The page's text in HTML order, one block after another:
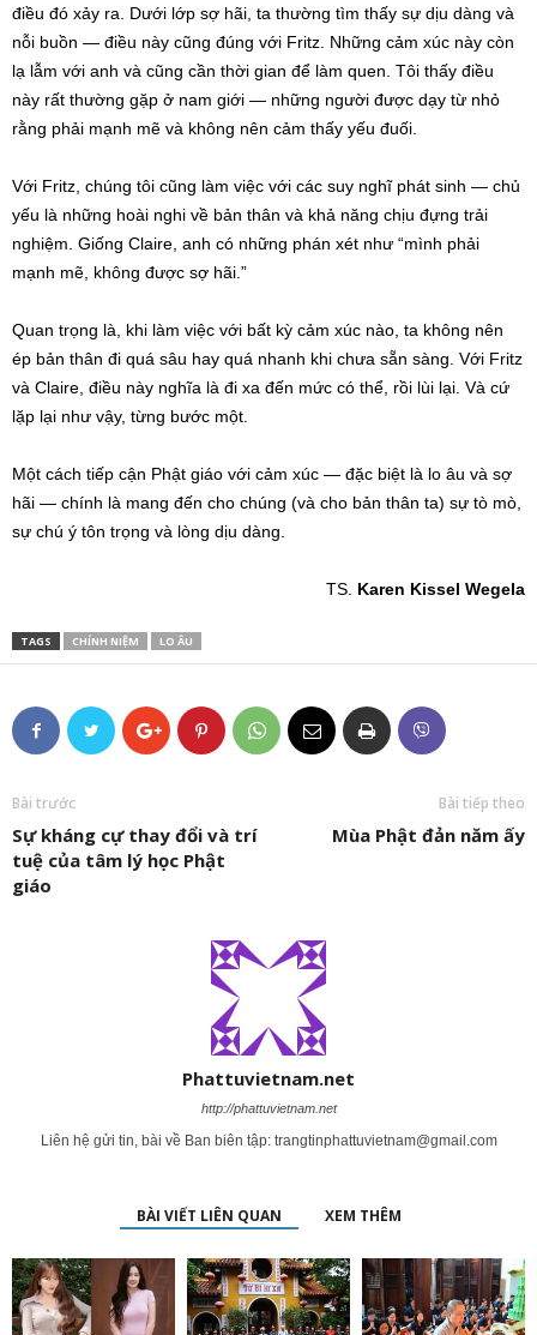
điều đó xảy ra. Dưới lớp sợ hãi, ta thường tìm thấy sự dịu dàng và
nỗi buồn — điều này cũng đúng với Fritz. Những cảm xúc này còn
lạ lẫm với anh và cũng cần thời gian để làm quen. Tôi thấy điều
này rất thường gặp ở nam giới — những người được dạy từ nhỏ
rằng phải mạnh mẽ và không nên cảm thấy yếu đuối.
Với Fritz, chúng tôi cũng làm việc với các suy nghĩ phát sinh — chủ
yếu là những hoài nghi về bản thân và khả năng chịu đựng trải
nghiệm. Giống Claire, anh có những phán xét như “mình phải
mạnh mẽ, không được sợ hãi.”
Quan trọng là, khi làm việc với bất kỳ cảm xúc nào, ta không nên
ép bản thân đi quá sâu hay quá nhanh khi chưa sẵn sàng. Với Fritz
và Claire, điều này nghĩa là đi xa đến mức có thể, rồi lùi lại. Và cứ
lặp lại như vậy, từng bước một.
Một cách tiếp cận Phật giáo với cảm xúc — đặc biệt là lo âu và sợ
hãi — chính là mang đến cho chúng (và cho bản thân ta) sự tò mò,
sự chú ý tôn trọng và lòng dịu dàng.
TS. Karen Kissel Wegela
TAGS CHÍNH NIỆM LO ÂU
Bài trước
Sự kháng cự thay đổi và trí
tuệ của tâm lý học Phật
giáo
Bài tiếp theo
Mùa Phật đản năm ấy
Phattuvietnam.net
http://phattuvietnam.net
Liên hệ gửi tin, bài về Ban biên tập: trangtinphattuvietnam@gmail.com
BÀI VIẾT LIÊN QUAN XEM THÊM